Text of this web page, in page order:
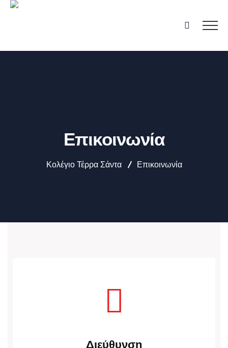
Επικοινωνία
Κολέγιο Τέρρα Σάντα Επικοινωνία
Διεύθυνση